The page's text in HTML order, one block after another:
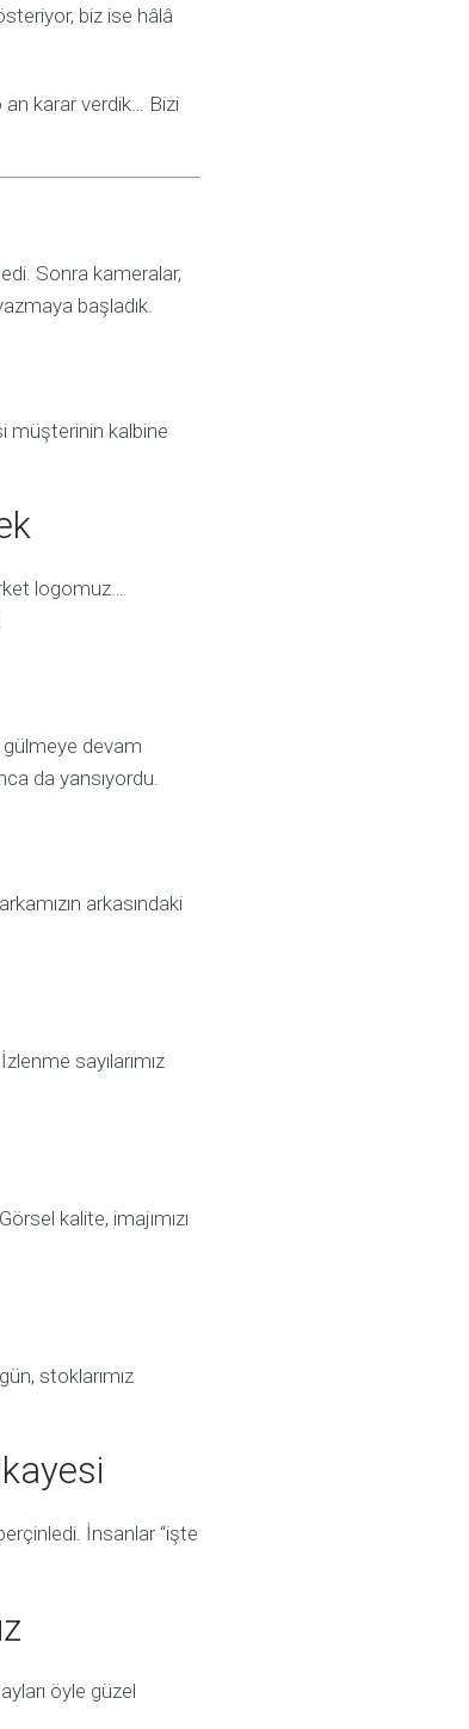
biz ise hâlâ
karar verdik… Bizi
Sonra kameralar,
başladık.
müşterinin kalbine
logomuz…
gülmeye devam
da yansıyordu.
arkasındaki
sayılarımız
kalite, imajımızı
stoklarımız
İnsanlar “işte
öyle güzel